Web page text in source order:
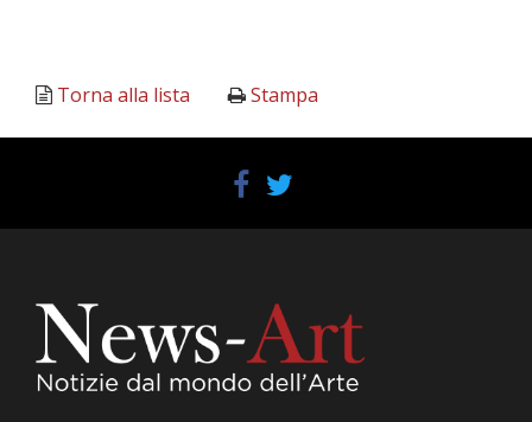
Torna alla lista Stampa